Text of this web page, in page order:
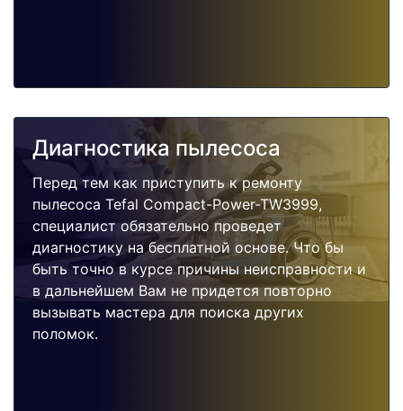
Диагностика пылесоса
Перед тем как приступить к ремонту
пылесоса Tefal Compact-Power-TW3999,
специалист обязательно проведет
диагностику на бесплатной основе. Что бы
быть точно в курсе причины неисправности и
в дальнейшем Вам не придется повторно
вызывать мастера для поиска других
поломок.